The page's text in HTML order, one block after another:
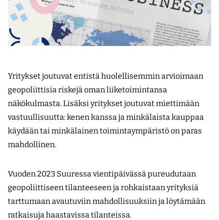
Yritykset joutuvat entistä huolellisemmin arvioimaan
geopoliittisia riskejä oman liiketoimintansa
näkökulmasta. Lisäksi yritykset joutuvat miettimään
vastuullisuutta: kenen kanssa ja minkälaista kauppaa
käydään tai minkälainen toimintaympäristö on paras
mahdollinen.
Vuoden 2023 Suuressa vientipäivässä pureudutaan
geopoliittiseen tilanteeseen ja rohkaistaan yrityksiä
tarttumaan avautuviin mahdollisuuksiin ja löytämään
ratkaisuja haastavissa tilanteissa.